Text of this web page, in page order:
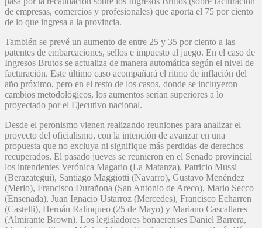
de empresas, comercios y profesionales) que aporta el 75 por ciento
de lo que ingresa a la provincia.
También se prevé un aumento de entre 25 y 35 por ciento a las
patentes de embarcaciones, sellos e impuesto al juego. En el caso de
Ingresos Brutos se actualiza de manera automática según el nivel de
facturación. Este último caso acompañará el ritmo de inflación del
año próximo, pero en el resto de los casos, donde se incluyeron
cambios metodológicos, los aumentos serían superiores a lo
proyectado por el Ejecutivo nacional.
Desde el peronismo vienen realizando reuniones para analizar el
proyecto del oficialismo, con la intención de avanzar en una
propuesta que no excluya ni signifique más perdidas de derechos
recuperados. El pasado jueves se reunieron en el Senado provincial
los intendentes Verónica Magario (La Matanza), Patricio Mussi
(Berazategui), Santiago Maggiotti (Navarro), Gustavo Menéndez
(Merlo), Francisco Durañona (San Antonio de Areco), Mario Secco
(Ensenada), Juan Ignacio Ustarroz (Mercedes), Francisco Echarren
(Castelli), Hernán Ralinqueo (25 de Mayo) y Mariano Cascallares
(Almirante Brown). Los legisladores bonaerenses Daniel Barrera,